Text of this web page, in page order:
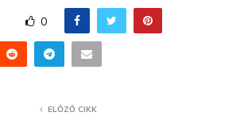
0
ELŐZŐ CIKK